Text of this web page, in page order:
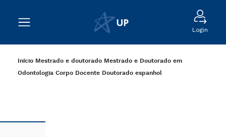
Login
Início Mestrado e doutorado Mestrado e Doutorado em
Odontologia Corpo Docente Doutorado espanhol